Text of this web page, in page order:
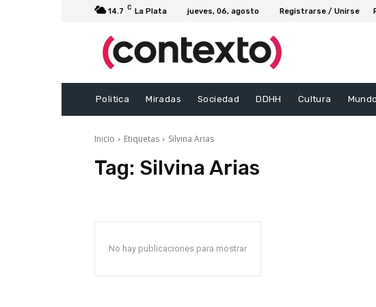
14.7 C La Plata jueves, 06, agosto Registrarse / Unirse
Politica Miradas Sociedad DDHH Cultura Mundo
Inicio Etiquetas Silvina Arias
Tag: Silvina Arias
No hay publicaciones para mostrar